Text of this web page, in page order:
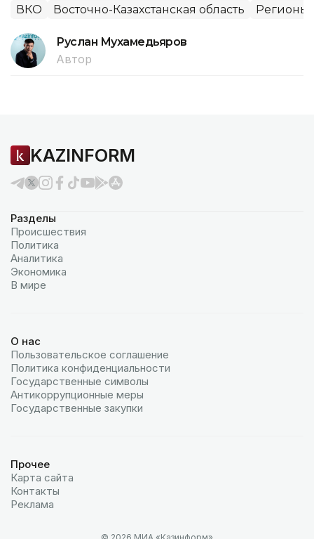
ВКО Восточно-Казахстанская область Регионы
Руслан Мухамедьяров
Автор
KAZINFORM
Разделы
Происшествия
Политика
Аналитика
Экономика
В мире
О нас
Пользовательское соглашение
Политика конфиденциальности
Государственные символы
Антикоррупционные меры
Государственные закупки
Прочее
Карта сайта
Контакты
Реклама